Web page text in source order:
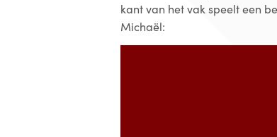
kant van het vak speelt een
Michaël: